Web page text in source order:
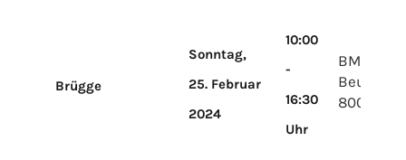
Brügge
Sonntag,
25. Februar
2024
10:00
-
16:30
Uhr
BMCC
8000